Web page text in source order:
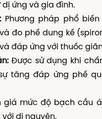
dị ứng và gia đình.
Phương pháp phổ
và đo phế dung kế
đáp ứng với thuốc
Được sử dụng khi
tăng đáp ứng phế
mức độ bạch cầu
dị nguyên.